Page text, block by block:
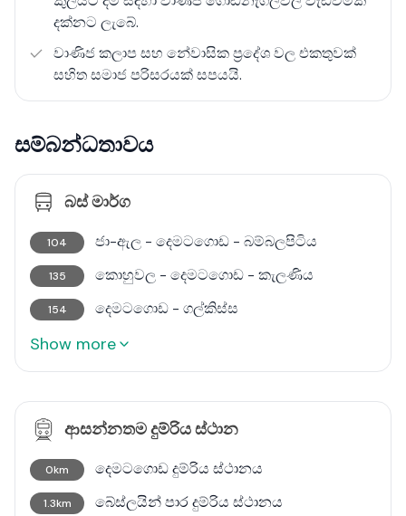
සමබර නාගරික ජීවන රටාවකට යෝග්‍ය නගරයක් ලෙස
කොළඹ 09 තෝරාගත හැකිය.
දක්නට ලැබේ.
වාණිජ කලාප සහ නේවාසික ප්‍රදේශ වල එකතුවක්
සහිත සමාජ පරිසරයක් සපයයි.
සම්බන්ධතාවය
බස් මාර්ග
104 ජා-ඇල - දෙමටගොඩ - බම්බලපිටිය
135 කොහුවල - දෙමටගොඩ - කැලණිය
154 දෙමටගොඩ - ගල්කිස්ස
Show more
ආසන්නතම දුම්රිය ස්ථාන
0km දෙමටගොඩ දුම්රිය ස්ථානය
1.3km බේස්ලයින් පාර දුම්රිය ස්ථානය